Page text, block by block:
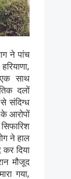
ने पांच
साथ
दलों
संदिग्ध
आरोपों
ने हाल
कर दिया
मौजूद
गया,